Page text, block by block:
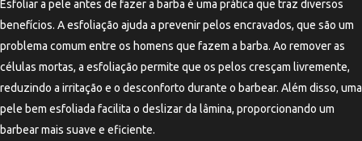
Esfoliar a pele antes de fazer a barba é uma prática que traz diversos
benefícios. A esfoliação ajuda a prevenir pelos encravados, que são um
problema comum entre os homens que fazem a barba. Ao remover as
células mortas, a esfoliação permite que os pelos cresçam livremente,
reduzindo a irritação e o desconforto durante o barbear. Além disso, uma
pele bem esfoliada facilita o deslizar da lâmina, proporcionando um
barbear mais suave e eficiente.